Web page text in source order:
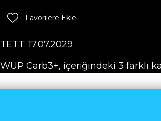
Favorilere Ekle
TETT: 17.07.2029
WUP Carb3+, içeriğindeki 3 farklı
kas glikojen depolarının